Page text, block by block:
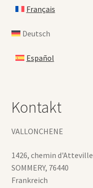
Français
Deutsch
Español
Kontakt
VALLONCHENE
1426, chemin d'Atteville
SOMMERY, 76440
Frankreich